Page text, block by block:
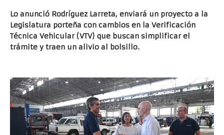
Lo anunció Rodríguez Larreta, enviará un proyecto a la
Legislatura porteña con cambios en la Verificación
Técnica Vehicular (VTV) que buscan simplificar el
trámite y traen un alivio al bolsillo.